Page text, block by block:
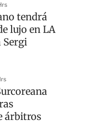
tendrá
lujo en LA
Sergi
árbitros